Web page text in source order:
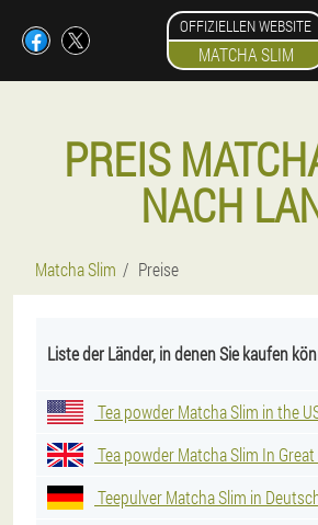
OFFIZIELLEN WEBSITE
MATCHA SLIM
PREIS
NACH
Matcha Slim Preise
Liste der Länder, in denen Sie kaufen
Tea powder Matcha Slim in the
Tea powder Matcha Slim In
Teepulver Matcha Slim in